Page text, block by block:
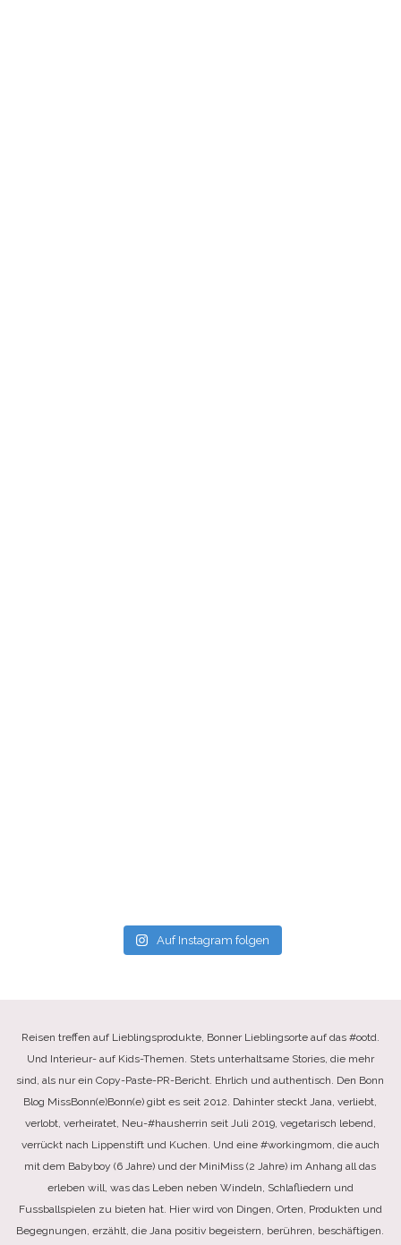
Auf Instagram folgen
Reisen treffen auf Lieblingsprodukte, Bonner Lieblingsorte auf das #ootd.
Und Interieur- auf Kids-Themen. Stets unterhaltsame Stories, die mehr
sind, als nur ein Copy-Paste-PR-Bericht. Ehrlich und authentisch. Den Bonn
Blog MissBonn(e)Bonn(e) gibt es seit 2012. Dahinter steckt Jana, verliebt,
verlobt, verheiratet, Neu-#hausherrin seit Juli 2019, vegetarisch lebend,
verrückt nach Lippenstift und Kuchen. Und eine #workingmom, die auch
mit dem Babyboy (6 Jahre) und der MiniMiss (2 Jahre) im Anhang all das
erleben will, was das Leben neben Windeln, Schlafliedern und
Fussballspielen zu bieten hat. Hier wird von Dingen, Orten, Produkten und
Begegnungen, erzählt, die Jana positiv begeistern, berühren, beschäftigen.